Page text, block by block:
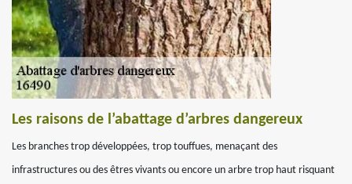
Les raisons de l’abattage d’arbres dangereux
Les branches trop développées, trop touffues, menaçant des
infrastructures ou des êtres vivants ou encore un arbre trop haut risquant